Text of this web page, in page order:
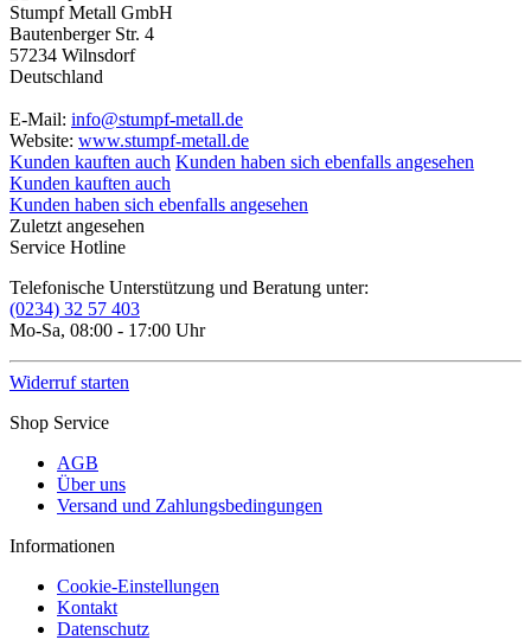
Stumpf Metall GmbH
Bautenberger Str. 4
57234 Wilnsdorf
Deutschland
E-Mail: info@stumpf-metall.de
Website: www.stumpf-metall.de
Kunden kauften auch Kunden haben sich ebenfalls angesehen
Kunden kauften auch
Kunden haben sich ebenfalls angesehen
Zuletzt angesehen
Service Hotline
Telefonische Unterstützung und Beratung unter:
(0234) 32 57 403
Mo-Sa, 08:00 - 17:00 Uhr
Widerruf starten
Shop Service
AGB
Über uns
Versand und Zahlungsbedingungen
Informationen
Cookie-Einstellungen
Kontakt
Datenschutz